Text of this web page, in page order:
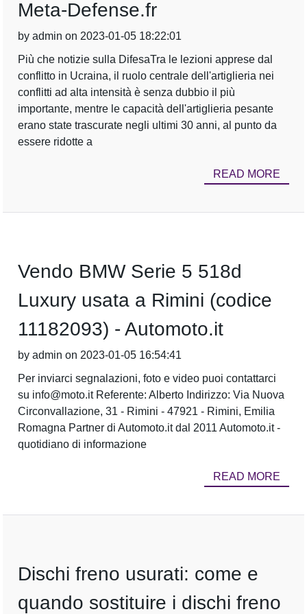
Meta-Defense.fr
by admin on 2023-01-05 18:22:01
Più che notizie sulla DifesaTra le lezioni apprese dal
conflitto in Ucraina, il ruolo centrale dell'artiglieria nei
conflitti ad alta intensità è senza dubbio il più
importante, mentre le capacità dell'artiglieria pesante
erano state trascurate negli ultimi 30 anni, al punto da
essere ridotte a
READ MORE
Vendo BMW Serie 5 518d
Luxury usata a Rimini (codice
11182093) - Automoto.it
by admin on 2023-01-05 16:54:41
Per inviarci segnalazioni, foto e video puoi contattarci
su info@moto.it Referente: Alberto Indirizzo: Via Nuova
Circonvallazione, 31 - Rimini - 47921 - Rimini, Emilia
Romagna Partner di Automoto.it dal 2011 Automoto.it -
quotidiano di informazione
READ MORE
Dischi freno usurati: come e
quando sostituire i dischi freno